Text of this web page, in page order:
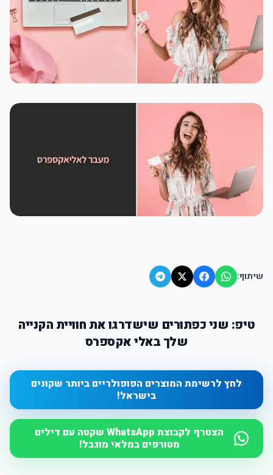
שיתוף:
טיפ: שני כפתורים שישדרגו את חוויית הקנייה
שלך באלי אקספרס
לחץ לרשימת המוצרים הפופולריים ביותר שקונים
בישראל!
הצטרף לקבוצת WhatsApp שקטה עם דילים
מטורפים במלאי מוגבל!